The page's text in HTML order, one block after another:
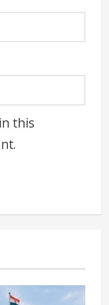
this